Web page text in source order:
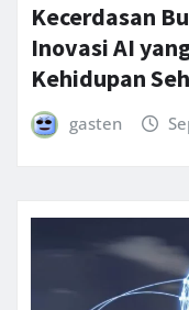
Kecerdasan
Inovasi AI
Kehidupan
gasten